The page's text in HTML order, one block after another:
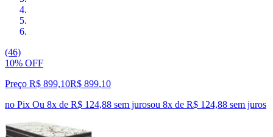
(46)
10% OFF
Preço R$ 899,10R$ 899,10
no Pix Ou 8x de R$ 124,88 sem jurosou 8x de R$ 124,88 sem juros